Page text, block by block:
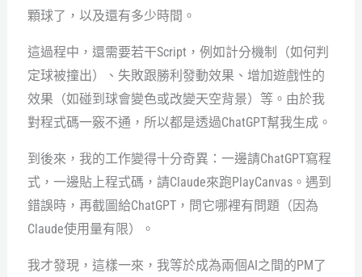
顆球了，以及還有多少時間。
這過程中，還需要若干Script，例如計分機制（如何判
定球被撞出）、失敗跟勝利發動效果、增加遊戲性的
效果（如碰到球會變色或改變天空背景）等。由於我
對程式碼一竅不通，所以都是透過ChatGPT幫我生成。
到後來，我的工作變得十分奇異：一邊請ChatGPT寫程
式，一邊貼上程式碼，請Claude來跑PlayCanvas。遇到
錯誤時，再截圖給ChatGPT，問它哪裡有問題（因為
Claude使用量有限）。
我才發現，這樣一來，我等於成為兩個AI之間的PM了